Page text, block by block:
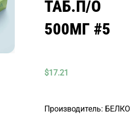
ТАБ.П/О
500МГ #5
$17.21
Производитель: БЕЛКО